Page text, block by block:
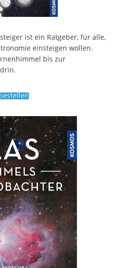
ist ein Ratgeber, für alle,
einsteigen wollen.
bis zur